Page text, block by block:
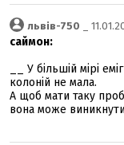
львів-750 _
саймон:
__ У більшій мірі
колоній не мала.
А щоб мати таку
вона може виникнути